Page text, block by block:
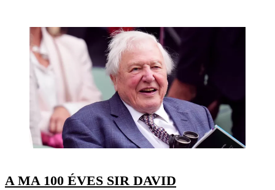
A MA 100 ÉVES SIR DAVID